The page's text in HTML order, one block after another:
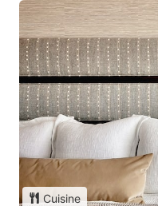
Cuisine